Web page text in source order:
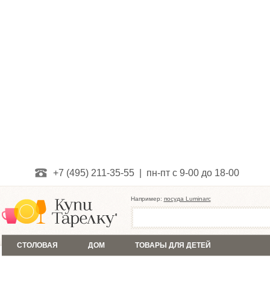
+7 (495) 211-35-55 | пн-пт с 9-00 до 18-00
Например: посуда Luminarc
СТОЛОВАЯ ДОМ ТОВАРЫ ДЛЯ ДЕТЕЙ